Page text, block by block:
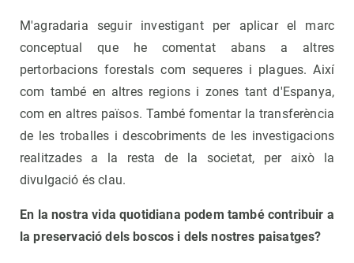
M'agradaria seguir investigant per aplicar el marc
conceptual que he comentat abans a altres
pertorbacions forestals com sequeres i plagues. Així
com també en altres regions i zones tant d'Espanya,
com en altres països. També fomentar la transferència
de les troballes i descobriments de les investigacions
realitzades a la resta de la societat, per això la
divulgació és clau.
En la nostra vida quotidiana podem també contribuir a
la preservació dels boscos i dels nostres paisatges?